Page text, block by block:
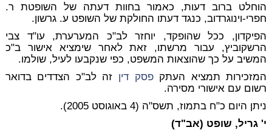
הוחלט ברוב דעות, כאמור בחוות דעתה של השופטת ר.
חפרי-וינוגרדוב, כנגד דעתו החולקת של השופט ע. גרשון.
הפיקדון, ככל שהופקד, יוחזר לב"כ המערערת, עו"ד צבי
הרשקוביץ, עבור מרשתו, זאת לאחר שימציא אישור ב"כ
המשיב על כך שהוצאות המשפט, כפי שנקבעו לעיל, שולמו.
המזכירות תמציא העתקפסק דין זה לב"כ הצדדים בדואר
רשום עם אישורי מסירה.
ניתן היום כ"ח בתמוז, תשס"ה (4 באוגוסט 2005).
י' גריל, שופט (אב"ד)